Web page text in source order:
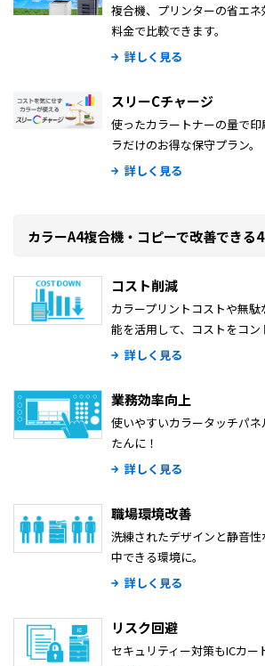
複合機、プリンターの省エ
料金で比較できます。
詳しく見る
スリーCチャージ
使ったカラートナーの量で
ラだけのお得な保守プラン。
詳しく見る
カラーA4複合機・コピーで改善できる
コスト削減
カラープリントコストや無
能を活用して、コストをコン
詳しく見る
業務効率向上
使いやすいカラータッチパ
たんに！
詳しく見る
職場環境改善
洗練されたデザインと静音
中できる環境に。
詳しく見る
リスク回避
セキュリティー対策もICカー